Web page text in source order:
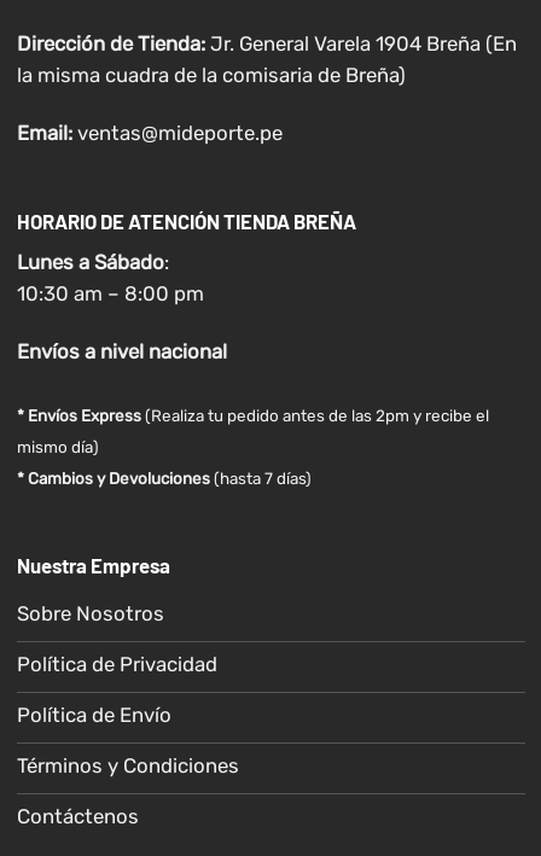
Dirección de Tienda: Jr. General Varela 1904 Breña (En
la misma cuadra de la comisaria de Breña)
Email: ventas@mideporte.pe
HORARIO DE ATENCIÓN TIENDA BREÑA
Lunes a Sábado:
10:30 am – 8:00 pm
Envíosa nivel nacional
* Envíos Express(Realiza tu pedido antes de las 2pm y recibe el
mismo día)
* Cambios y Devoluciones (hasta 7 días)
Nuestra Empresa
Sobre Nosotros
Política de Privacidad
Política de Envío
Términos y Condiciones
Contáctenos